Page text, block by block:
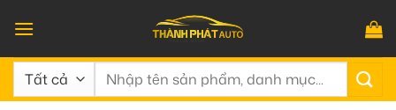
qua
nội
dung
Tìm